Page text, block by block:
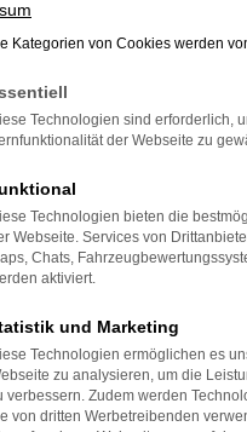
deine
Erweiterungen, wie
das Laden bestimmter
Funktioniert die
dein Gerät neu.
kann manchmal helfen,
zu beheben.
auf dem
Software birgt nicht
sondern kann
Kategorien von Cookies werden
Technologien sind erforderlich,
der Webseite zu
Technologien bieten die
Webseite. Services von
Chats,
aktiviert.
und Marketing
Technologien ermöglichen es
zu analysieren, um die
verbessern. Zudem werden
von dritten Werbetreibenden